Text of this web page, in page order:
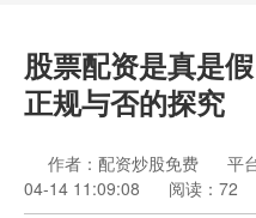
股票配资是真是
正规与否的探究
作者：配资炒股免费 平
04-14 11:09:08
阅读：72